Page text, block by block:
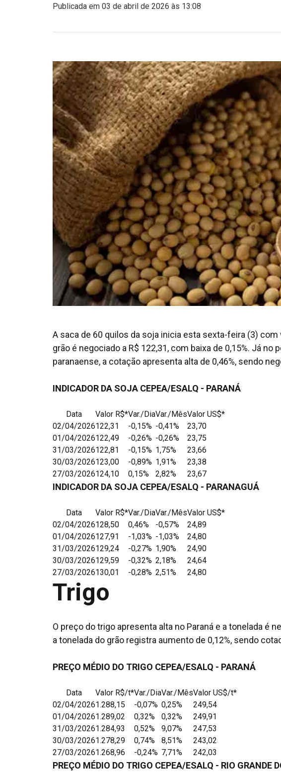
Publicada em 03 de abril de 2026 às 13:08
A saca de 60 quilos da soja inicia esta sexta-feira (3)
grão é negociado a R$ 122,31, com baixa de 0,15%. Já
paranaense, a cotação apresenta alta de 0,46%, sendo
INDICADOR DA SOJA CEPEA/ESALQ - PARANÁ
Data Valor R$*Var./DiaVar./MêsValor US$*
02/04/2026122,31 -0,15% -0,41%
23,70
01/04/2026122,49 -0,26% -0,26%
23,75
31/03/2026122,81 -0,15% 1,75%
23,66
30/03/2026123,00 -0,89% 1,91%
23,38
27/03/2026124,10 0,15% 2,82% 23,67
INDICADOR DA SOJA CEPEA/ESALQ - PARANAGUÁ
Data Valor R$*Var./DiaVar./MêsValor US$*
02/04/2026128,50 0,46% -0,57%
24,89
01/04/2026127,91 -1,03% -1,03%
24,80
31/03/2026129,24 -0,27% 1,90%
24,90
30/03/2026129,59 -0,32% 2,18%
24,64
27/03/2026130,01 -0,28% 2,51% 24,80
Trigo
O preço do trigo apresenta alta no Paraná e a tonelada é
a tonelada do grão registra aumento de 0,12%, sendo
PREÇO MÉDIO DO TRIGO CEPEA/ESALQ - PARANÁ
Data Valor R$/t*Var./DiaVar./MêsValor US$/t*
02/04/20261.288,15 -0,07% 0,25%
249,54
01/04/20261.289,02 0,32% 0,32%
249,91
31/03/20261.284,93 0,52% 9,07%
247,53
30/03/20261.278,29 0,74% 8,51%
243,02
27/03/20261.268,96 -0,24% 7,71% 242,03
PREÇO MÉDIO DO TRIGO CEPEA/ESALQ - RIO GRANDE